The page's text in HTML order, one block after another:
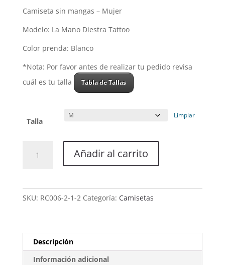
Camiseta sin mangas – Mujer
Modelo: La Mano Diestra Tattoo
Color prenda: Blanco
*Nota: Por favor antes de realizar tu pedido revisa
cuál es tu talla
Tabla de Tallas
Talla
Limpiar
Mujer
Diestra
Tattoo
Añadir al carrito
SKU: RC006-2-1-2 Categoría: Camisetas
Descripción
Información adicional